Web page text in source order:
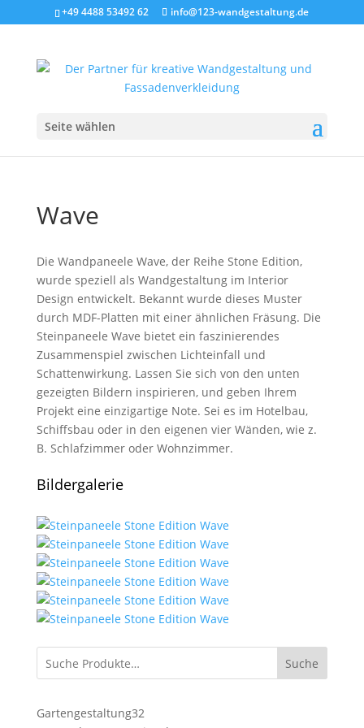
+49 4488 53492 62 info@123-wandgestaltung.de
Seite wählen
Wave
Die Wandpaneele Wave, der Reihe Stone Edition,
wurde speziell als Wandgestaltung im Interior
Design entwickelt. Bekannt wurde dieses Muster
durch MDF-Platten mit einer ähnlichen Fräsung. Die
Steinpaneele Wave bietet ein faszinierendes
Zusammenspiel zwischen Lichteinfall und
Schattenwirkung. Lassen Sie sich von den unten
gezeigten Bildern inspirieren, und geben Ihrem
Projekt eine einzigartige Note. Sei es im Hotelbau,
Schiffsbau oder in den eigenen vier Wänden, wie z.
B. Schlafzimmer oder Wohnzimmer.
Bildergalerie
Suche
Gartengestaltung3232